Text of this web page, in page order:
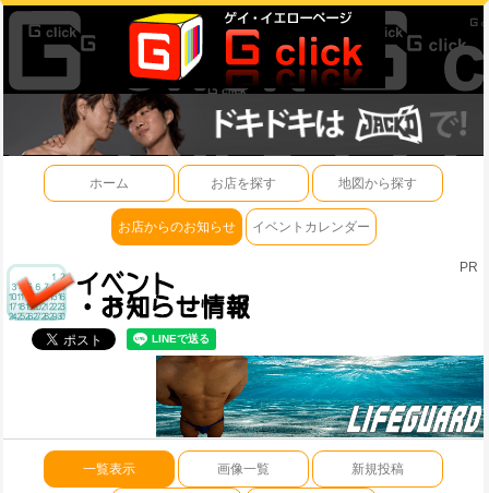
ホーム お店を探す 地図から探す
お店からのお知らせ イベントカレンダー
PR
一覧表示 画像一覧 新規投稿